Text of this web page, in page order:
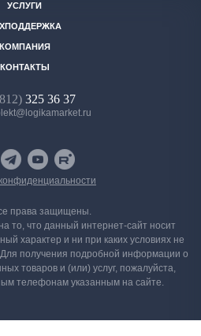
УСЛУГИ
КОМПАНИЯ
КОНТАКТЫ
325 36 37
права защищены.
то, что данный интернет-сайт носит
характер и ни при каких условиях не
получения подробной информации о
товаров и (или) услуг, пожалуйста,
телефонам указанным на сайте.